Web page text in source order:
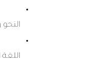
النحو
اللغة